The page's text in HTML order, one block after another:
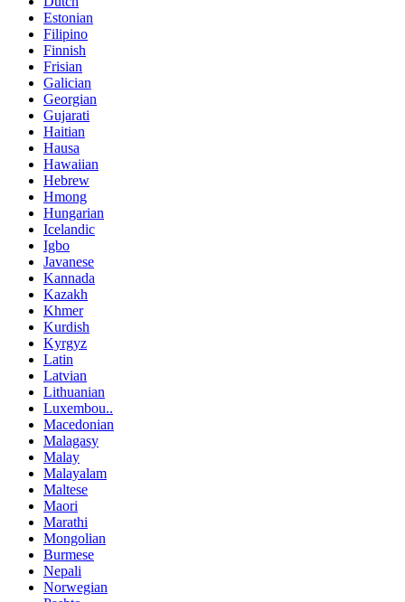
Estonian
Filipino
Finnish
Frisian
Galician
Georgian
Gujarati
Haitian
Hausa
Hawaiian
Hebrew
Hmong
Hungarian
Icelandic
Igbo
Javanese
Kannada
Kazakh
Khmer
Kurdish
Kyrgyz
Latin
Latvian
Lithuanian
Luxembou..
Macedonian
Malagasy
Malay
Malayalam
Maltese
Maori
Marathi
Mongolian
Burmese
Nepali
Norwegian